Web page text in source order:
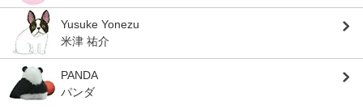
Yusuke Yonezu
米津 祐介
PANDA
パンダ